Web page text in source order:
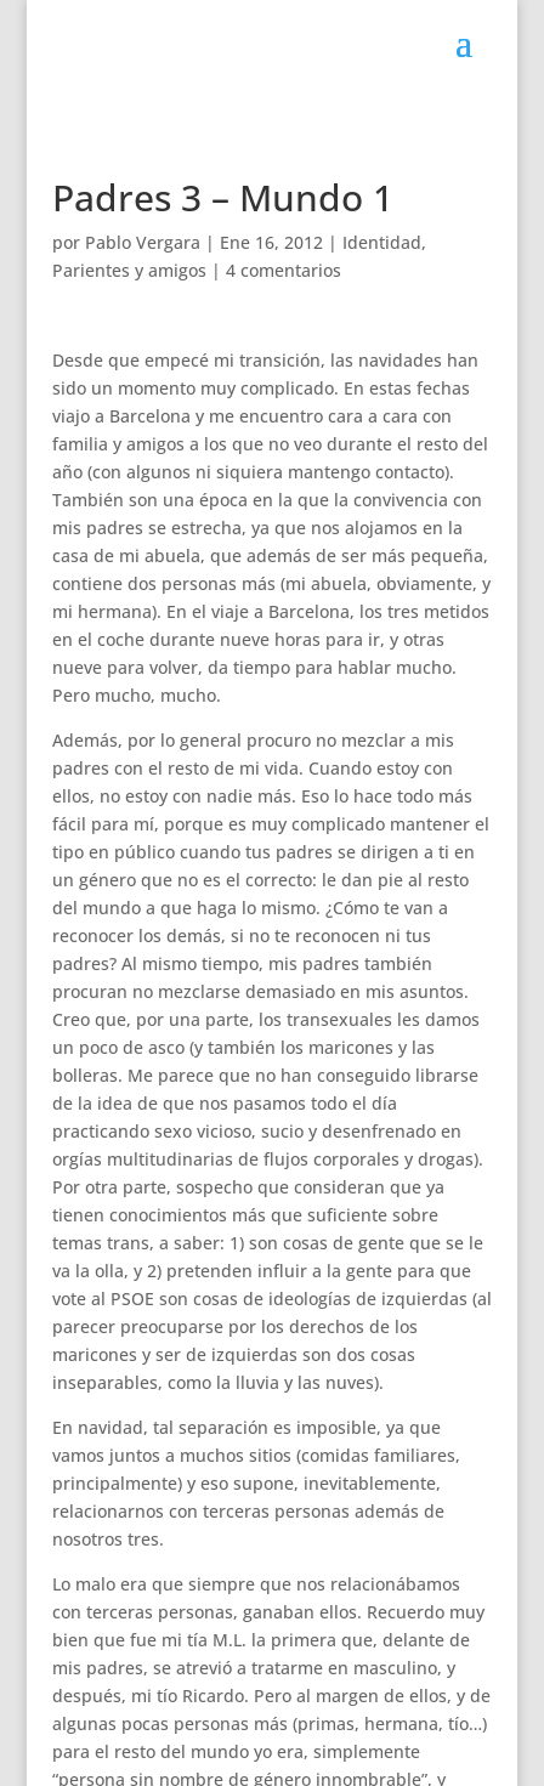
Padres 3 – Mundo 1
por Pablo Vergara | Ene 16, 2012| Identidad,
Parientes y amigos | 4 comentarios
Desde que empecé mi transición, las navidades han
sido un momento muy complicado. En estas fechas
viajo a Barcelona y me encuentro cara a cara con
familia y amigos a los que no veo durante el resto del
año (con algunos ni siquiera mantengo contacto).
También son una época en la que la convivencia con
mis padres se estrecha, ya que nos alojamos en la
casa de mi abuela, que además de ser más pequeña,
contiene dos personas más (mi abuela, obviamente, y
mi hermana). En el viaje a Barcelona, los tres metidos
en el coche durante nueve horas para ir, y otras
nueve para volver, da tiempo para hablar mucho.
Pero mucho, mucho.
Además, por lo general procuro no mezclar a mis
padres con el resto de mi vida. Cuando estoy con
ellos, no estoy con nadie más. Eso lo hace todo más
fácil para mí, porque es muy complicado mantener el
tipo en público cuando tus padres se dirigen a ti en
un género que no es el correcto: le dan pie al resto
del mundo a que haga lo mismo. ¿Cómo te van a
reconocer los demás, si no te reconocen ni tus
padres? Al mismo tiempo, mis padres también
procuran no mezclarse demasiado en mis asuntos.
Creo que, por una parte, los transexuales les damos
un poco de asco (y también los maricones y las
bolleras. Me parece que no han conseguido librarse
de la idea de que nos pasamos todo el día
practicando sexo vicioso, sucio y desenfrenado en
orgías multitudinarias de flujos corporales y drogas).
Por otra parte, sospecho que consideran que ya
tienen conocimientos más que suficiente sobre
temas trans, a saber: 1) son cosas de gente que se le
va la olla, y 2) pretenden influir a la gente para que
vote al PSOE son cosas de ideologías de izquierdas (al
parecer preocuparse por los derechos de los
maricones y ser de izquierdas son dos cosas
inseparables, como la lluvia y las nuves).
En navidad, tal separación es imposible, ya que
vamos juntos a muchos sitios (comidas familiares,
principalmente) y eso supone, inevitablemente,
relacionarnos con terceras personas además de
nosotros tres.
Lo malo era que siempre que nos relacionábamos
con terceras personas, ganaban ellos. Recuerdo muy
bien que fue mi tía M.L. la primera que, delante de
mis padres, se atrevió a tratarme en masculino, y
después, mi tío Ricardo. Pero al margen de ellos, y de
algunas pocas personas más (primas, hermana, tío…)
para el resto del mundo yo era, simplemente
“persona sin nombre de género innombrable”, y